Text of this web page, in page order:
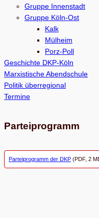
Gruppe Innenstadt
Gruppe Köln-Ost
Kalk
Mülheim
Porz-Poll
Geschichte DKP-Köln
Marxistische Abendschule
Politik überregional
Termine
Parteiprogramm
Parteiprogramm der DKP (PDF, 2